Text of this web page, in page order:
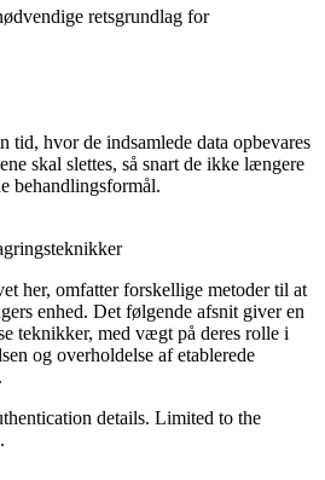
retsgrundlag for
tid, hvor de indsamlede data opbevares
skal slettes, så snart de ikke længere
behandlingsformål.
her, omfatter forskellige metoder til at
enhed. Det følgende afsnit giver en
teknikker, med vægt på deres rolle i
og overholdelse af etablerede
details. Limited to the